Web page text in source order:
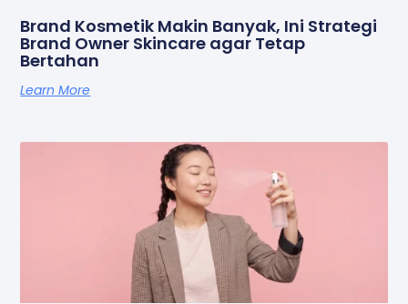
Brand Kosmetik Makin Banyak, Ini Strategi
Brand Owner Skincare agar Tetap
Bertahan
Learn More